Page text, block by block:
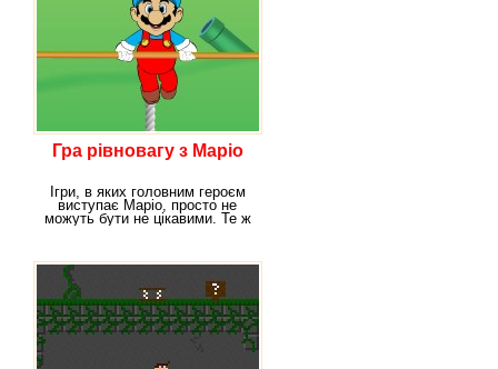
Гра рівновагу з Маріо
Ігри, в яких головним героєм
виступає Маріо, просто не
можуть бути не цікавими. Те ж